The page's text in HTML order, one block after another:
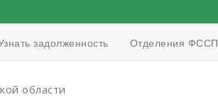
задолженность Отделения ФССП
области